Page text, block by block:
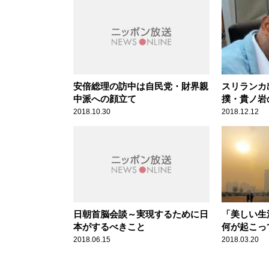
安倍総理の訪中は自民党・財界親
中派への顔立て
2018.10.30
スリラン
撲・貴ノ
2018.12.12
日朝首脳会談～実現するために日
本がするべきこと
2018.06.15
「美しい
何が起こっ
2018.03.20